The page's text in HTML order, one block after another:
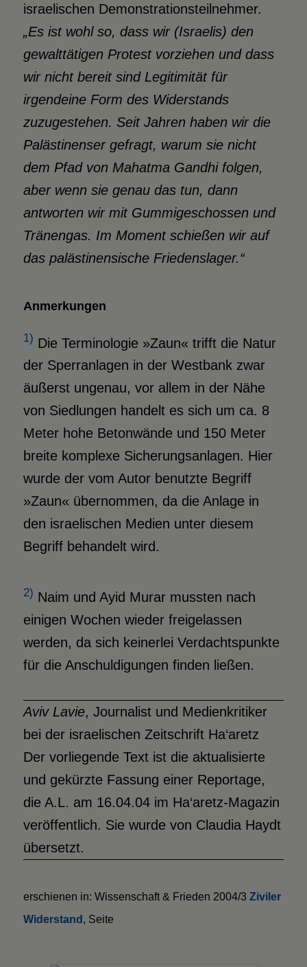
israelischen Demonstrationsteilnehmer.
„Es ist wohl so, dass wir (Israelis) den
gewalttätigen Protest vorziehen und dass
wir nicht bereit sind Legitimität für
irgendeine Form des Widerstands
zuzugestehen. Seit Jahren haben wir die
Palästinenser gefragt, warum sie nicht
dem Pfad von Mahatma Gandhi folgen,
aber wenn sie genau das tun, dann
antworten wir mit Gummigeschossen und
Tränengas. Im Moment schießen wir auf
das palästinensische Friedenslager.“
Anmerkungen
1) Die Terminologie »Zaun« trifft die Natur
der Sperranlagen in der Westbank zwar
äußerst ungenau, vor allem in der Nähe
von Siedlungen handelt es sich um ca. 8
Meter hohe Betonwände und 150 Meter
breite komplexe Sicherungsanlagen. Hier
wurde der vom Autor benutzte Begriff
»Zaun« übernommen, da die Anlage in
den israelischen Medien unter diesem
Begriff behandelt wird.
2) Naim und Ayid Murar mussten nach
einigen Wochen wieder freigelassen
werden, da sich keinerlei Verdachtspunkte
für die Anschuldigungen finden ließen.
Aviv Lavie, Journalist und Medienkritiker
bei der israelischen Zeitschrift Ha‘aretz
Der vorliegende Text ist die aktualisierte
und gekürzte Fassung einer Reportage,
die A.L. am 16.04.04 im Ha‘aretz-Magazin
veröffentlich. Sie wurde von Claudia Haydt
übersetzt.
erschienen in: Wissenschaft & Frieden 2004/3 Ziviler
Widerstand , Seite